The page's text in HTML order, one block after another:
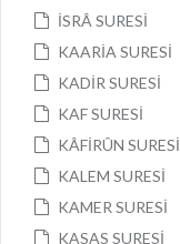
İSRÂ SURESİ
KAARİA SURESİ
KADİR SURESİ
KAF SURESİ
KÂFİRÛN SURESİ
KALEM SURESİ
KAMER SURESİ
KASAS SURESİ